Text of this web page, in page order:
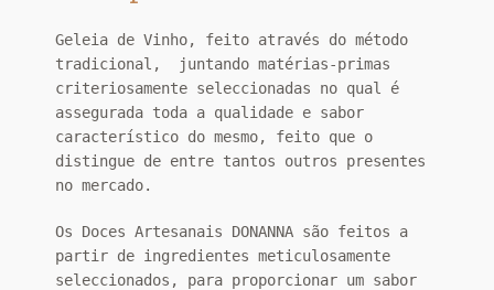
Geleia de Vinho, feito através do método
tradicional, juntando matérias-primas
criteriosamente seleccionadas no qual é
assegurada toda a qualidade e sabor
característico do mesmo, feito que o
distingue de entre tantos outros presentes
no mercado.
Os Doces Artesanais DONANNA são feitos a
partir de ingredientes meticulosamente
seleccionados, para proporcionar um sabor